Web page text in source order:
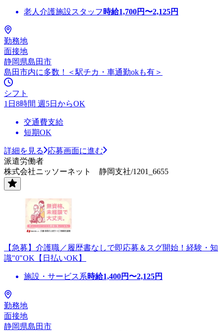
老人介護施設スタッフ 時給1,700円〜2,125円
勤務地
面接地
静岡県島田市
島田市内に多数！＜駅チカ・車通勤okも有＞
シフト
1日8時間 週5日からOK
交通費支給
短期OK
詳細を見る
応募画面に進む
派遣労働者
株式会社ニッソーネット 静岡支社/1201_6655
【急募】介護職／履歴書なしで即応募＆スグ開始！経験・知
識"0"OK【日払いOK】
施設・サービス系時給1,400円〜2,125円
勤務地
面接地
静岡県島田市